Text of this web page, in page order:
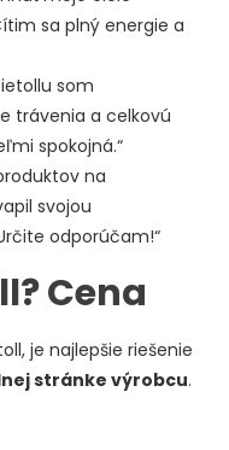
sa plný energie a
som
trávenia a celkovú
spokojná.“
na
svojou
odporúčam!“
Cena
je najlepšie riešenie
stránke výrobcu.